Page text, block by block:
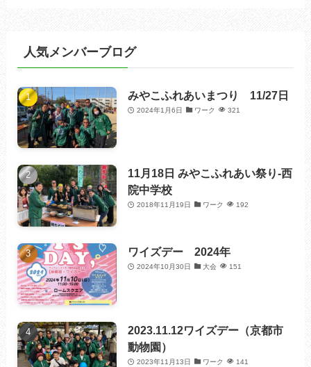
人気メンバーブログ
みやこふれあいまつり 11/27日
2024年1月6日 ワーク 321
11月18日 みやこふれあい祭り-西
院中学校
2018年11月19日 ワーク 192
ワイズデー 2024年
2024年10月30日 大会 151
2023.11.12ワイズデー（京都市
動物園）
2023年11月13日 ワーク 141